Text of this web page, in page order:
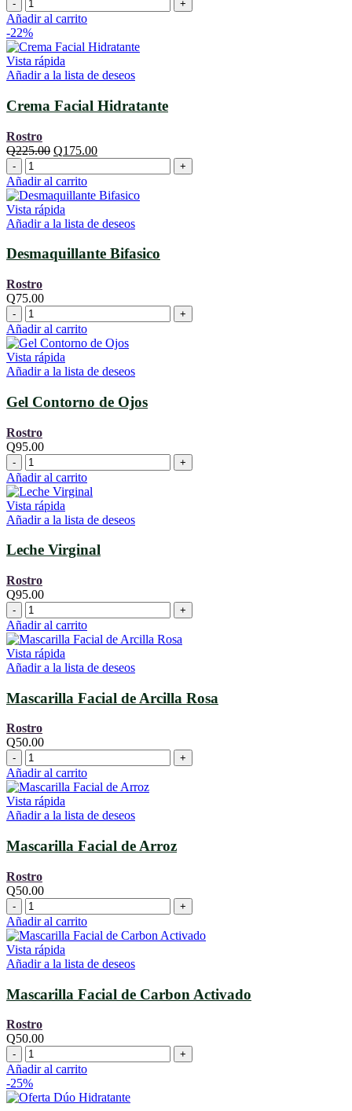
Facial
Aclarante
cantidad
Añadir al carrito
-22%
Vista rápida
Añadir a la lista de deseos
Crema Facial Hidratante
Rostro
Q225.00 El
original
era:
Q225.00.
Q175.00El
actual
es:
Crema
Facial
Hidratante
cantidad
Añadir al carrito
Vista rápida
Añadir a la lista de deseos
Desmaquillante Bifasico
Rostro
Q75.00
Desmaquillante
Bifasico
cantidad
Añadir al carrito
Vista rápida
Añadir a la lista de deseos
Gel Contorno de Ojos
Rostro
Q95.00
Gel
Contorno
de
Ojos
cantidad
Añadir al carrito
Vista rápida
Añadir a la lista de deseos
Leche Virginal
Rostro
Q95.00
Leche
Virginal
cantidad
Añadir al carrito
Vista rápida
Añadir a la lista de deseos
Mascarilla Facial de Arcilla Rosa
Rostro
Q50.00
Mascarilla
Facial
de
Arcilla
Rosa
Añadir al carrito
Vista rápida
Añadir a la lista de deseos
Mascarilla Facial de Arroz
Rostro
Q50.00
Mascarilla
Facial
de
Arroz
cantidad
Añadir al carrito
Vista rápida
Añadir a la lista de deseos
Mascarilla Facial de Carbon Activado
Rostro
Q50.00
Mascarilla
Facial
de
Carbon
Añadir al carrito
-25%